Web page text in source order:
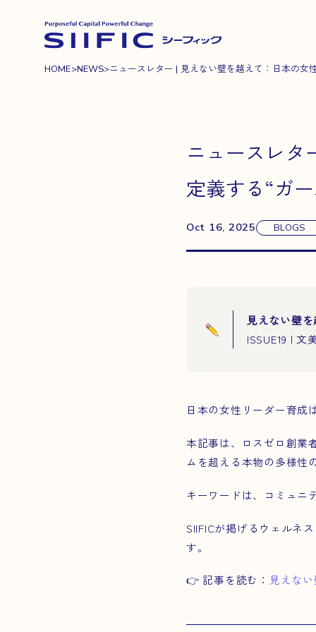
HOME>NEWS>ニュースレター | 見えない壁を越えて：日本の女
ニュースレタ
定義する“ガ
Oct 16, 2025 BLOGS
見えない壁
ISSUE19 |
日本の女性リーダー育成
本記事は、ロスゼロ創業
ムを超える本物の多様性
キーワードは、コミュニ
SIIFICが掲げるウェルネ
す。
👉 記事を読む： 見えな